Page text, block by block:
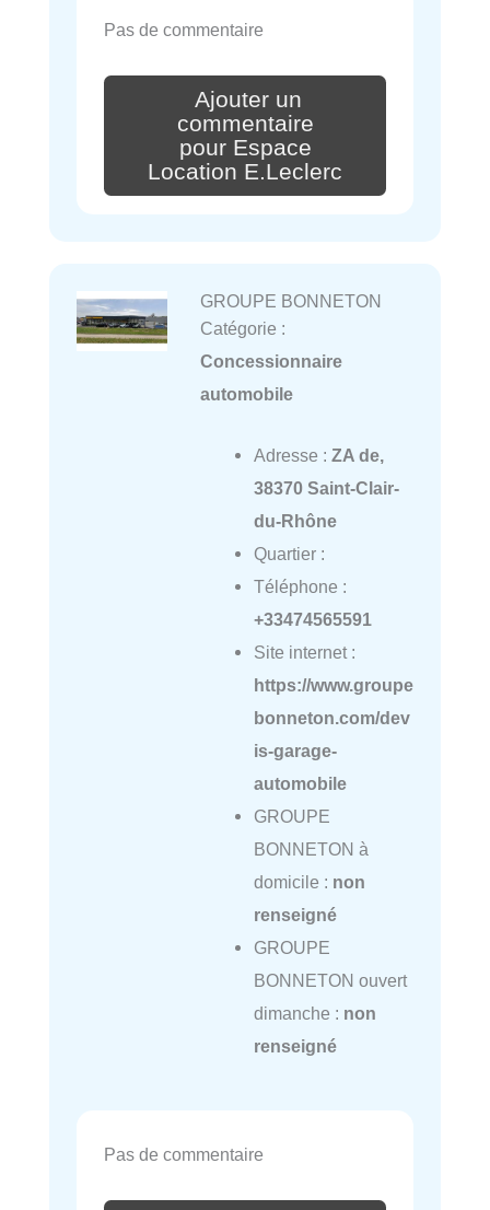
Pas de commentaire
Ajouter un
commentaire
pour Espace
Location E.Leclerc
GROUPE BONNETON
Catégorie :
Concessionnaire
automobile
Adresse : ZA de,
38370 Saint-Clair-
du-Rhône
Quartier :
Téléphone :
+33474565591
Site internet :
https://www.groupe
bonneton.com/dev
is-garage-
automobile
GROUPE
BONNETON à
domicile : non
renseigné
GROUPE
BONNETON ouvert
dimanche : non
renseigné
Pas de commentaire